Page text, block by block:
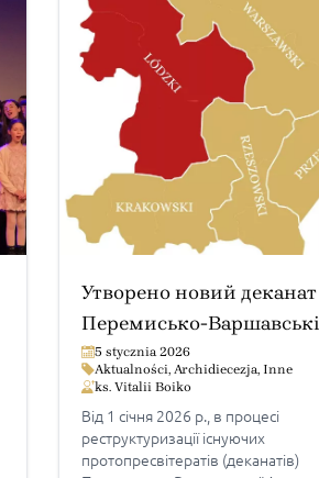
Утворено новий
Перемисько-
Архиєпархії
5 stycznia 2026
Aktualności, Archidiecezja, Inne
ks. Vitalii Boiko
Від 1 січня 2026 р., в процесі
реструктуризації існуючих
протопресвітератів (деканатів)